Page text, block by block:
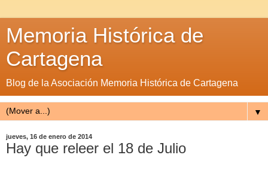
Memoria Histórica de
Cartagena
Blog de la Asociación Memoria Histórica de Cartagena
▼
jueves, 16 de enero de 2014
Hay que releer el 18 de Julio